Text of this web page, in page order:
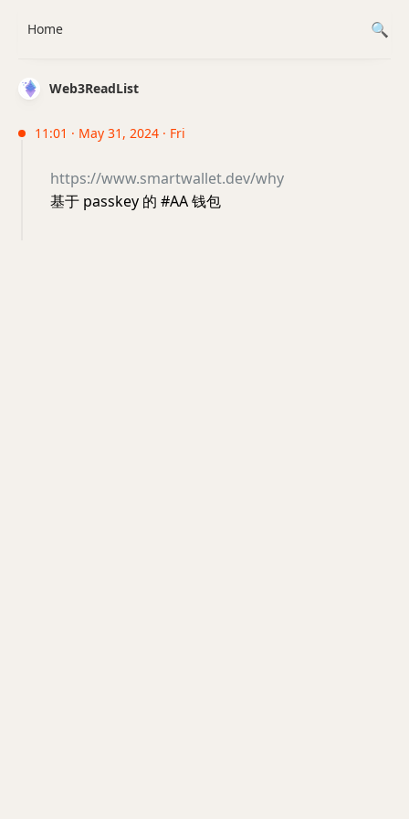
Web3ReadList
11:01 · May 31, 2024 · Fri
https://www.smartwallet.dev/why
基于 passkey 的 #AA 钱包
Home